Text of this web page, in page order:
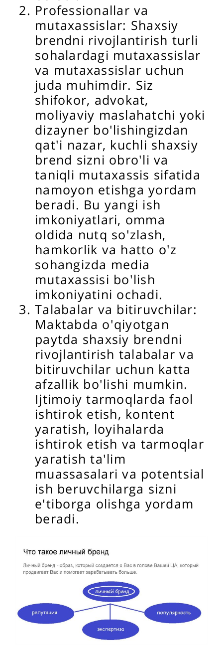
Professionallar va
mutaxassislar: Shaxsiy
brendni rivojlantirish turli
sohalardagi mutaxassislar
va mutaxassislar uchun
juda muhimdir. Siz
shifokor, advokat,
moliyaviy maslahatchi yoki
dizayner bo'lishingizdan
qat'i nazar, kuchli shaxsiy
brend sizni obro'li va
taniqli mutaxassis sifatida
namoyon etishga yordam
beradi. Bu yangi ish
imkoniyatlari, omma
oldida nutq so'zlash,
hamkorlik va hatto o'z
sohangizda media
mutaxassisi bo'lish
imkoniyatini ochadi.
Talabalar va bitiruvchilar:
Maktabda o'qiyotgan
paytda shaxsiy brendni
rivojlantirish talabalar va
bitiruvchilar uchun katta
afzallik bo'lishi mumkin.
Ijtimoiy tarmoqlarda faol
ishtirok etish, kontent
yaratish, loyihalarda
ishtirok etish va tarmoqlar
yaratish ta'lim
muassasalari va potentsial
ish beruvchilarga sizni
e'tiborga olishga yordam
beradi.